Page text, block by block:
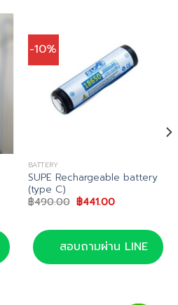
-10%
BATTERY
SUPE Rechargeable battery
(type C)
฿490.00 Original
price
฿490.00.
฿441.00Current
฿441.00.
สอบถามผ่าน LINE